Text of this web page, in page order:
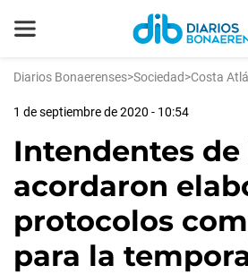
Diarios Bonaerenses>Sociedad>Costa
1 de septiembre de 2020 - 10:54
Intendentes de
acordaron
protocolos
para la